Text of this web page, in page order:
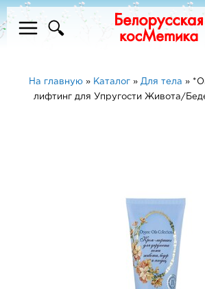
На главную » Каталог » Для тела »
лифтинг для Упругости Живота/